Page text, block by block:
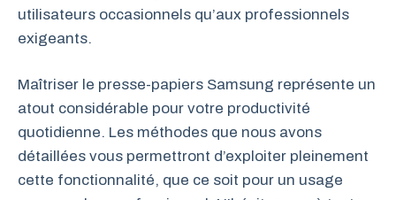
utilisateurs occasionnels qu’aux professionnels
exigeants.
Maîtriser le presse-papiers Samsung représente un
atout considérable pour votre productivité
quotidienne. Les méthodes que nous avons
détaillées vous permettront d’exploiter pleinement
cette fonctionnalité, que ce soit pour un usage